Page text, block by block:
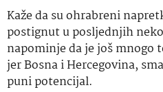
Kaže da su ohrabreni
postignut u posljednjih
napominje da je još mnogo
jer Bosna i Hercegovina,
puni potencijal.